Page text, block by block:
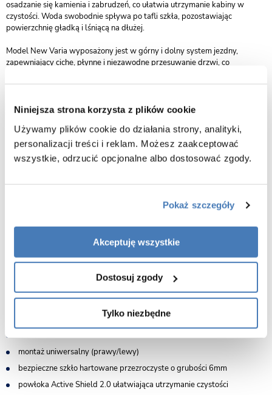
Niniejsza strona korzysta z plików cookie
Używamy plików cookie do działania strony, analityki,
personalizacji treści i reklam. Możesz zaakceptować
wszystkie, odrzucić opcjonalne albo dostosować zgody.
Pokaż szczegóły
Akceptuję wszystkie
Dostosuj zgody
Tylko niezbędne
osadzanie się kamienia i zabrudzeń, co ułatwia utrzymanie kabiny w
czystości. Woda swobodnie spływa po tafli szkła, pozostawiając
powierzchnię gładką i lśniącą na dłużej.
Model New Varia wyposażony jest w górny i dolny system jezdny,
zapewniający ciche, płynne i niezawodne przesuwanie drzwi, co
w sobie precyzję wykonania, trwałość oraz ponadczasowy wygląd.
Kabina może być montowana z brodzikiem lub bezpośrednio na
łazienkowych. Dzięki elastycznym możliwościom montażu, model ten
sprawdzi się zarówno w małych, jak i przestronnych wnętrzach.
Kolekcja New Varia objęta jest 2-letnim okresem gwarancji, co
eleganckie i praktyczne rozwiązanie do nowoczesnych łazienek.
Charakterystyka kabiny prysznicowej przyściennej Varia
120x80x80x200 cm wykończenie chrom :
kabina uniwersalna (lewa/prawa)
wymiary: 120 x 80 cm x 80 cm
wysokość 200 cm
do kompletowania z brodzikiem lub bez - możliwy montaż na
drzwi rozsuwane
montaż uniwersalny (prawy/lewy)
bezpieczne szkło hartowane przezroczyste o grubości 6mm
powłoka Active Shield 2.0 ułatwiająca utrzymanie czystości